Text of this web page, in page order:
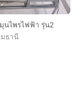
นไพรไฟฟ้า รุ่น2
ธานี